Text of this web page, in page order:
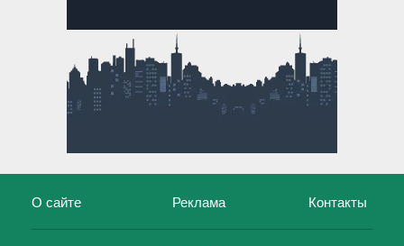
О сайте Реклама Контакты